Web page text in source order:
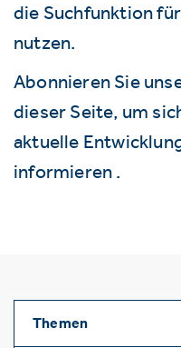
die Suchfunktion
nutzen.
Abonnieren Sie
dieser Seite, um
aktuelle
informieren .
Themen